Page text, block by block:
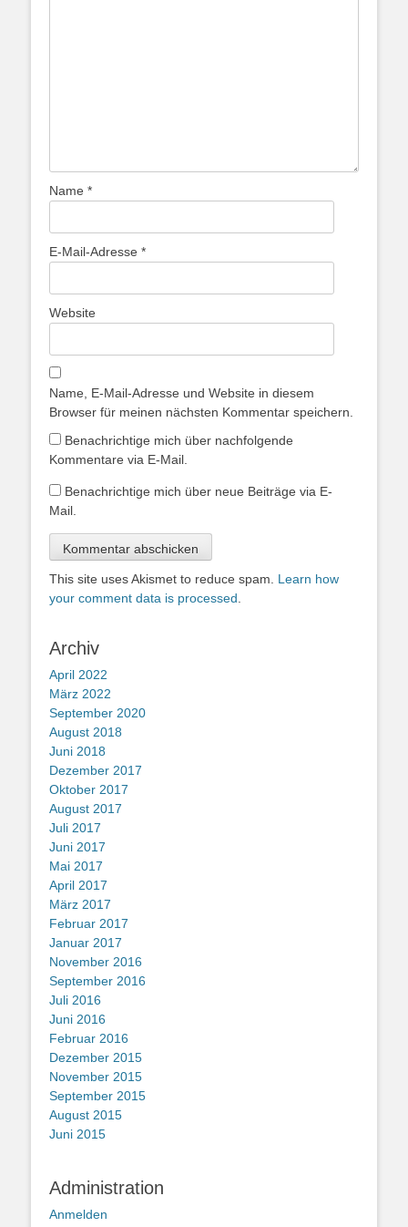
Name *
E-Mail-Adresse *
Website
Name, E-Mail-Adresse und Website in diesem
Browser für meinen nächsten Kommentar speichern.
Benachrichtige mich über nachfolgende
Kommentare via E-Mail.
Benachrichtige mich über neue Beiträge via E-
Mail.
This site uses Akismet to reduce spam. Learn how
your comment data is processed
Archiv
April 2022
März 2022
September 2020
August 2018
Juni 2018
Dezember 2017
Oktober 2017
August 2017
Juli 2017
Juni 2017
Mai 2017
April 2017
März 2017
Februar 2017
Januar 2017
November 2016
September 2016
Juli 2016
Juni 2016
Februar 2016
Dezember 2015
November 2015
September 2015
August 2015
Juni 2015
Administration
Anmelden